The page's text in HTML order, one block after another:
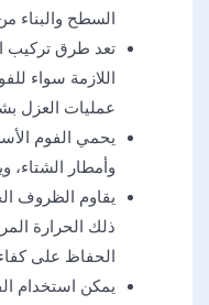
السطح والبناء
تعد طرق تركيب
اللازمة سواء
عمليات العزل
يحمي الفوم
وأمطار الشتاء،
يقاوم الظروف
ذلك الحرارة
الحفاظ على
يمكن استخدام